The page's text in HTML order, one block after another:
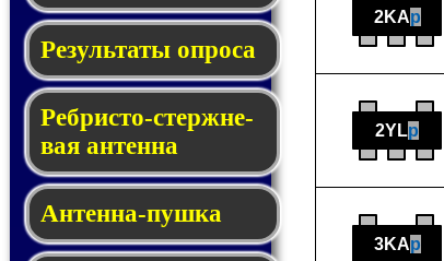
Результаты опроса
Реб­рис­то-стерж­не­
вая ан­тен­на
Антенна-пушка
2KAp
2YLp
3KAp